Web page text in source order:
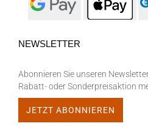
NEWSLETTER
Abonnieren Sie unseren
Rabatt- oder Sonderpreisaktion